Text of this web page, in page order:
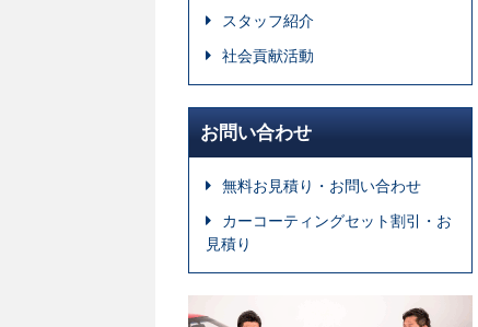
スタッフ紹介
社会貢献活動
お問い合わせ
無料お見積り・お問い合わせ
カーコーティングセット割引・お
見積り